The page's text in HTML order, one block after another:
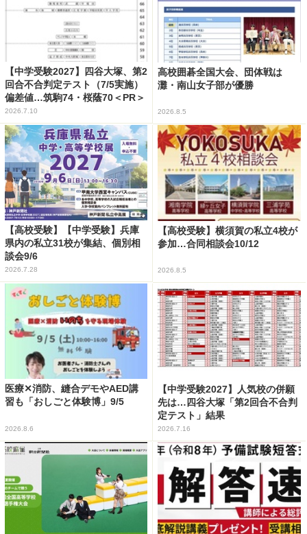
【中学受験2027】四谷大塚、第2
回合不合判定テスト（7/5実施）
偏差値…筑駒74・桜蔭70＜PR＞
2026.7.10
高校囲碁全国大会、団体戦は
灘・南山女子部が優勝
2026.8.5
【高校受験】【中学受験】兵庫
県内の私立31校が集結、個別相
談会9/6
2026.7.28
【高校受験】横須賀の私立4校が
参加…合同相談会10/12
2026.8.5
医療✕消防、縫合デモやAED講
習も「おしごと体験博」9/5
2026.8.6
【中学受験2027】人気校の併願
先は…四谷大塚「第2回合不合判
定テスト」結果
2026.7.16